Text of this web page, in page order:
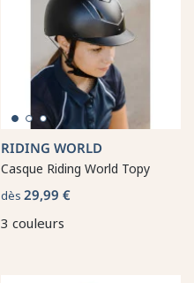
RIDING WORLD
Casque Riding World Topy
dès 29,99 €
3 couleurs